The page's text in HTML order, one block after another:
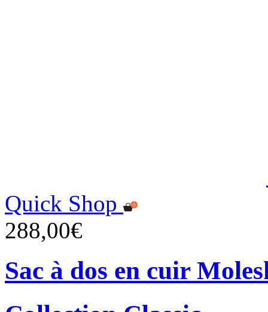
Quick Shop
288,00€
Sac à dos en cuir